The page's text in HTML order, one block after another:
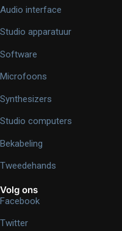
Audio interface
Studio apparatuur
Software
Microfoons
Synthesizers
Studio computers
Bekabeling
Tweedehands
Volg ons
Facebook
Twitter